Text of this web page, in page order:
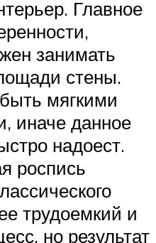
Главное
занимать
стены.
мягкими
иначе данное
надоест.
роспись
трудоемкий и
но результат